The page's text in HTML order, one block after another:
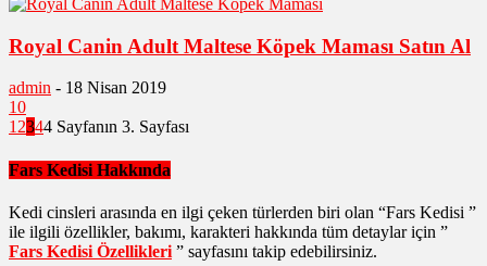
Royal Canin Adult Maltese Köpek Maması Satın Al
admin - 18 Nisan 2019
10
1 2344 Sayfanın 3. Sayfası
Fars Kedisi Hakkında
Kedi cinsleri arasında en ilgi çeken türlerden biri olan “Fars Kedisi ”
ile ilgili özellikler, bakımı, karakteri hakkında tüm detaylar için ”
Fars Kedisi Özellikleri ” sayfasını takip edebilirsiniz.